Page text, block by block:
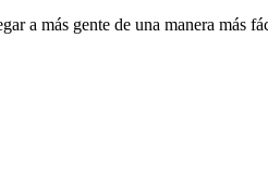
a más gente de una manera más